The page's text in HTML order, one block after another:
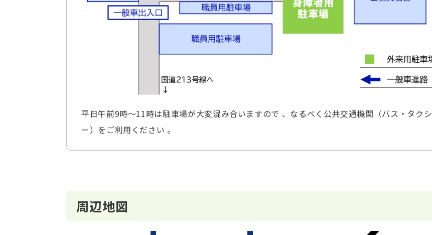
平日午前9時～11時は駐車場が大変混み合いますので 、なるべく公共交通機関（バス・タクシ
ー）をご利用ください 。
周辺地図